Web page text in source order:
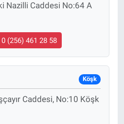
Nazilli Caddesi No:64 A
0 (256) 461 28 58
Köşk
Caddesi, No:10 Köşk